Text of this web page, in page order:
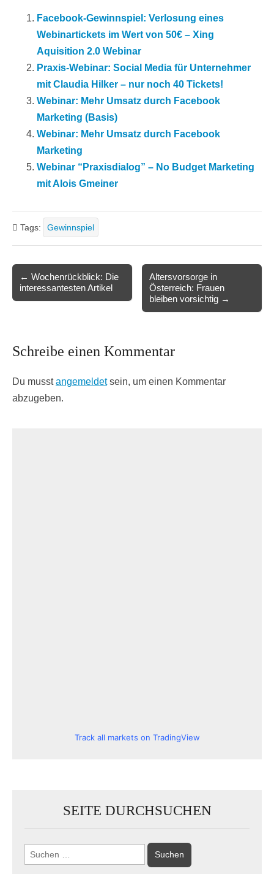
Facebook-Gewinnspiel: Verlosung eines
Webinartickets im Wert von 50€ – Xing
Aquisition 2.0 Webinar
Praxis-Webinar: Social Media für Unternehmer
mit Claudia Hilker – nur noch 40 Tickets!
Webinar: Mehr Umsatz durch Facebook
Marketing (Basis)
Webinar: Mehr Umsatz durch Facebook
Marketing
Webinar “Praxisdialog” – No Budget Marketing
mit Alois Gmeiner
Tags: Gewinnspiel
Post
navigation
← Wochenrückblick: Die
interessantesten Artikel
Altersvorsorge in
Österreich: Frauen
bleiben vorsichtig →
Schreibe einen Kommentar
Du musstangemeldetsein, um einen Kommentar
abzugeben.
Track all markets on TradingView
SEITE DURCHSUCHEN
Suchen
nach: